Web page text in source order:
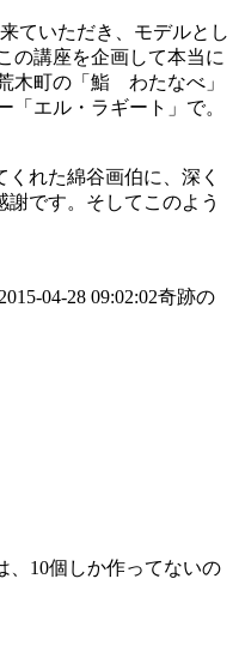
ていただき、モデルとし
の講座を企画して本当に
木町の「鮨 わたなべ」
「エル・ラギート」で。
れた綿谷画伯に、深く
です。そしてこのよう
04-28 09:02:02奇跡の
、10個しか作ってないの